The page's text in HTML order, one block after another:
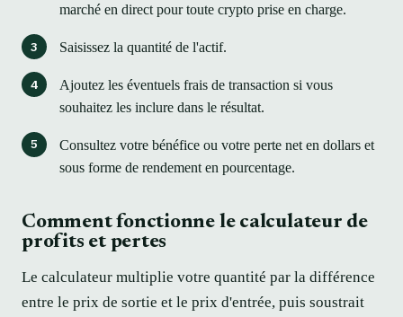
marché en direct pour toute crypto prise en charge.
Saisissez la quantité de l'actif.
Ajoutez les éventuels frais de transaction si vous
souhaitez les inclure dans le résultat.
Consultez votre bénéfice ou votre perte net en dollars et
sous forme de rendement en pourcentage.
Comment fonctionne le calculateur de
profits et pertes
Le calculateur multiplie votre quantité par la différence
entre le prix de sortie et le prix d'entrée, puis soustrait